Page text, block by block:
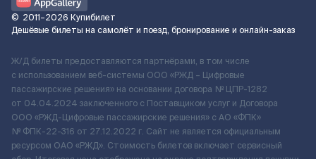
© 2011–2026 Купибилет
Дешёвые билеты на самолёт и поезд, бронирование и онлайн-заказ
Ж/Д билеты предоставляются партнёрами, в том числе
с использованием веб-системы ООО «РЖД – Цифровые
пассажирские решения» на основании договора № ЦПР-1282
от 04.04.2024 заключенного с Поставщиком услуг и Договора
ООО «РЖД-Цифровые пассажирские решения» c АО «ФПК»
№ ФПК-22-316 от 27.12.2022 г. Сайт не является официальным
ресурсом ОАО «РЖД». Стоимость билетов включает сервисный